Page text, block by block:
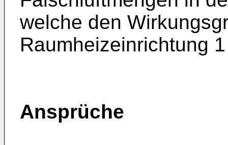
welche den
Raumheizeinrichtung
Ansprüche